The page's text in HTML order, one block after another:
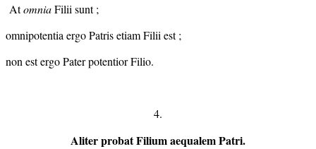
AtomniaFilii sunt ;
omnipotentia ergo Patris etiam Filii est ;
non est ergo Pater potentior Filio.
4.
Aliter probat Filium aequalem Patri.